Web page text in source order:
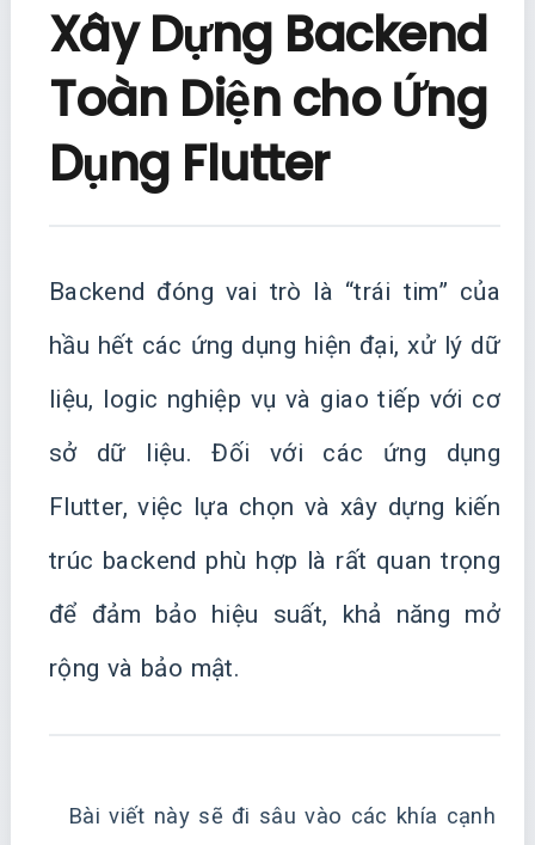
Xây Dựng Backend
Toàn Diện cho Ứng
Dụng Flutter
Backend đóng vai trò là “trái tim” của
hầu hết các ứng dụng hiện đại, xử lý dữ
liệu, logic nghiệp vụ và giao tiếp với cơ
sở dữ liệu. Đối với các ứng dụng
Flutter, việc lựa chọn và xây dựng kiến
trúc backend phù hợp là rất quan trọng
để đảm bảo hiệu suất, khả năng mở
rộng và bảo mật.
Bài viết này sẽ đi sâu vào các khía cạnh